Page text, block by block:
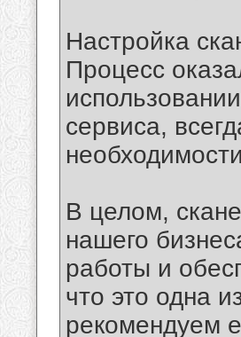
Настройка
Процесс
сервиса,
В целом,
нашего
работы и
что это одна
рекомендуем